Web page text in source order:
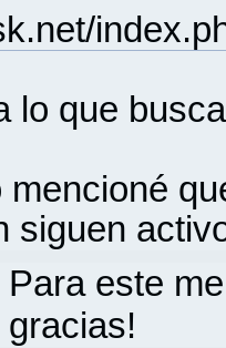
lo que
mencioné
siguen
Para este
gracias!